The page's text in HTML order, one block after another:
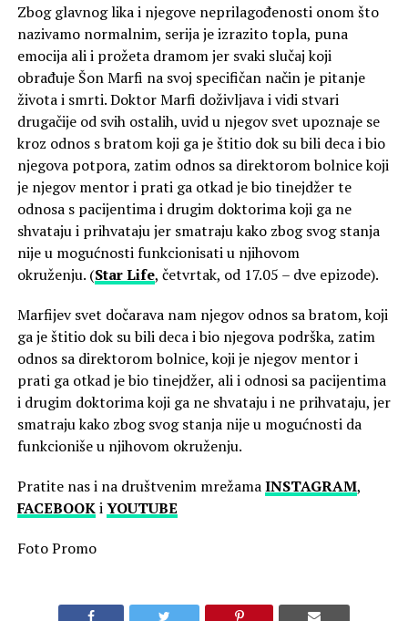
Zbog glavnog lika i njegove neprilagođenosti onom što
nazivamo normalnim, serija je izrazito topla, puna
emocija ali i prožeta dramom jer svaki slučaj koji
obrađuje Šon Marfi na svoj specifičan način je pitanje
života i smrti. Doktor Marfi doživljava i vidi stvari
drugačije od svih ostalih, uvid u njegov svet upoznaje se
kroz odnos s bratom koji ga je štitio dok su bili deca i bio
njegova potpora, zatim odnos sa direktorom bolnice koji
je njegov mentor i prati ga otkad je bio tinejdžer te
odnosa s pacijentima i drugim doktorima koji ga ne
shvataju i prihvataju jer smatraju kako zbog svog stanja
nije u mogućnosti funkcionisati u njihovom
okruženju. (Star Life, četvrtak, od 17.05 – dve epizode).
Marfijev svet dočarava nam njegov odnos sa bratom, koji
ga je štitio dok su bili deca i bio njegova podrška, zatim
odnos sa direktorom bolnice, koji je njegov mentor i
prati ga otkad je bio tinejdžer, ali i odnosi sa pacijentima
i drugim doktorima koji ga ne shvataju i ne prihvataju, jer
smatraju kako zbog svog stanja nije u mogućnosti da
funkcioniše u njihovom okruženju.
Pratite nas i na društvenim mrežamaINSTAGRAM,
FACEBOOKiYOUTUBE
Foto Promo